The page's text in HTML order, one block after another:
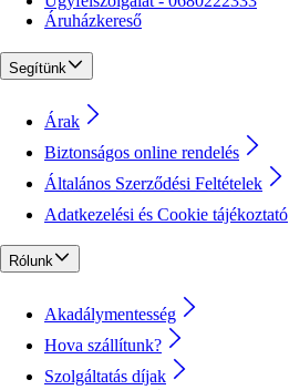
Áruházkereső
Segítünk
Árak
Biztonságos online rendelés
Általános Szerződési Feltételek
Adatkezelési és Cookie tájékoztató
Rólunk
Akadálymentesség
Hova szállítunk?
Szolgáltatás díjak